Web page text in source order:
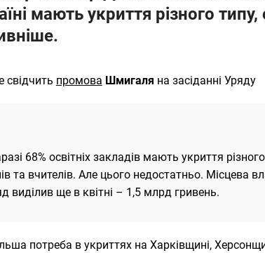
мають укриття різного
свідчить промова Шмигаля на засіданні Уряду
68% освітніх закладів мають укриття
та вчителів. Але цього недостатньо. Місцева
виділив ще в квітні – 1,5 млрд гривень.
потреба в укриттях на Харківщині,